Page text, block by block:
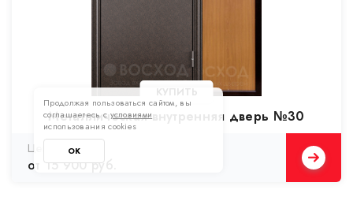
Металлическая внутренняя дверь №30
от 15 900 руб.
Продолжая пользоваться сайтом, вы
соглашаетесь с условиями
использования cookies
ОК